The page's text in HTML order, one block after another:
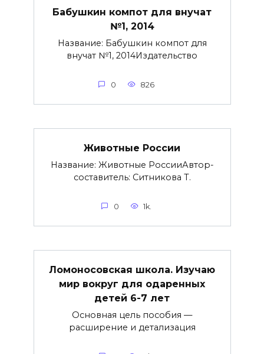
Бабушкин компот для внучат
№1, 2014
Название: Бабушкин компот для
внучат №1, 2014Издательство
0 826
Животные России
Название: Животные РоссииАвтор-
составитель: Ситникова Т.
0 1k.
Ломоносовская школа. Изучаю
мир вокруг для одаренных
детей 6-7 лет
Основная цель пособия —
расширение и детализация